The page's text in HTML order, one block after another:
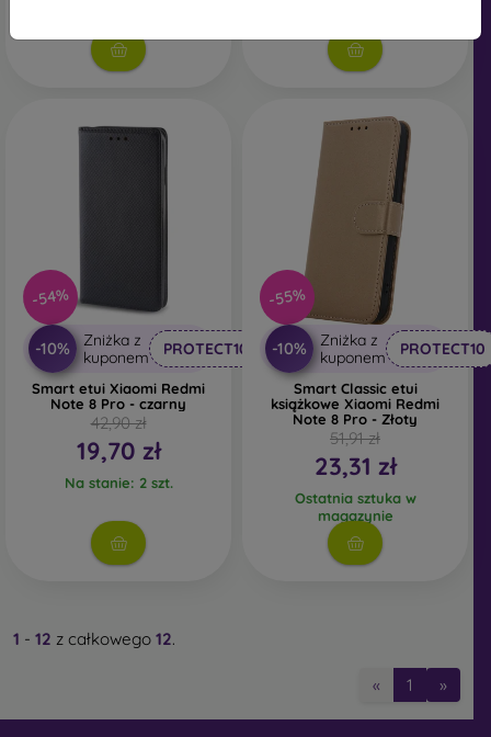
-54%
-10%
Zniżka z
kuponem
PROTECT10
Smart etui Xiaomi Redmi
Note 8 Pro - czarny
42,90 zł
19,70 zł
Na stanie: 2 szt.
-55%
-10%
Zniżka z
kuponem
PROTECT10
Smart Classic etui
książkowe Xiaomi Redmi
Note 8 Pro - Złoty
51,91 zł
23,31 zł
Ostatnia sztuka w
magazynie
1 - 12 z całkowego 12.
« 1 »